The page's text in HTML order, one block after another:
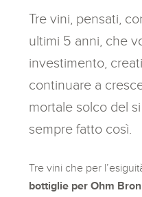
Tre vini, pensati,
ultimi 5 anni, che
investimento,
continuare a
mortale solco del
sempre fatto così.
Tre vini che per
bottiglie per Ohm